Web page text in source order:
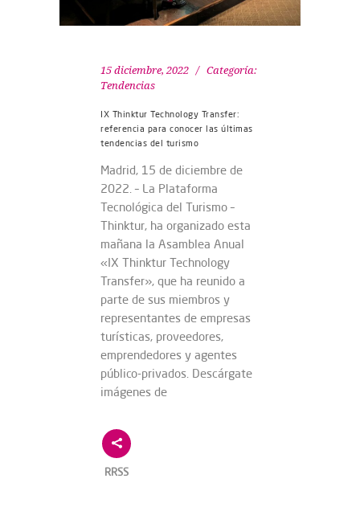
15 diciembre, 2022
Categoría:
Tendencias
IX Thinktur Technology Transfer:
referencia para conocer las últimas
tendencias del turismo
Madrid, 15 de diciembre de
2022. – La Plataforma
Tecnológica del Turismo –
Thinktur, ha organizado esta
mañana la Asamblea Anual
«IX Thinktur Technology
Transfer», que ha reunido a
parte de sus miembros y
representantes de empresas
turísticas, proveedores,
emprendedores y agentes
público-privados. Descárgate
imágenes de
RRSS